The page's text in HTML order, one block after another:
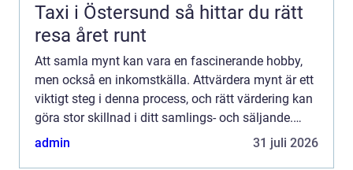
Taxi i Östersund så hittar du rätt
resa året runt
Att samla mynt kan vara en fascinerande hobby,
men också en inkomstkälla. Attvärdera mynt är ett
viktigt steg i denna process, och rätt värdering kan
göra stor skillnad i ditt samlings- och säljande.
Denna art...
admin 31 juli 2026